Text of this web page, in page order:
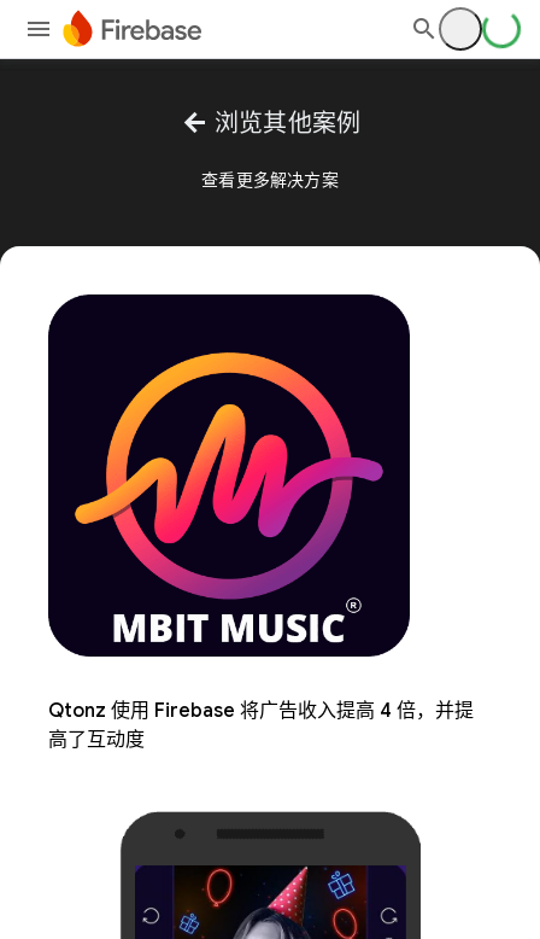
arrow_back 浏览其他案例
查看更多解决方案
Qtonz 使用 Firebase 将广告收入提高 4 倍，并提
高了互动度